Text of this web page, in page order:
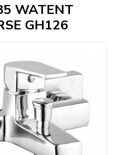
WATENT
GH126